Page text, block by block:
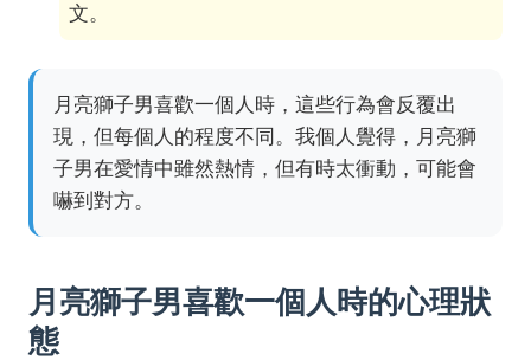
文。
月亮獅子男喜歡一個人時，這些行為會反覆出
現，但每個人的程度不同。我個人覺得，月亮獅
子男在愛情中雖然熱情，但有時太衝動，可能會
嚇到對方。
月亮獅子男喜歡一個人時的心理狀
態